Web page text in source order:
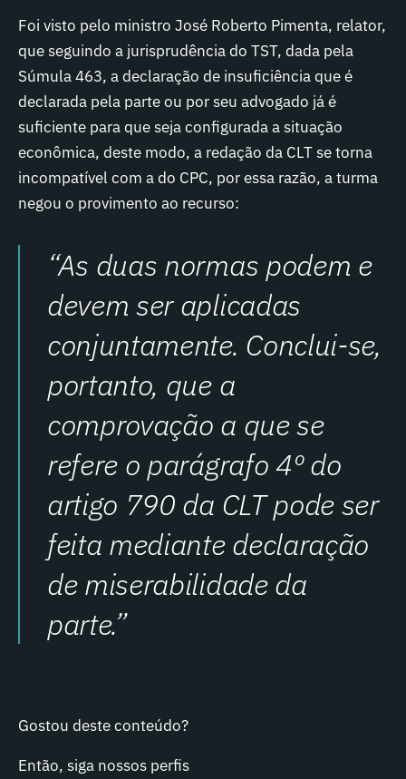
Foi visto pelo ministro José Roberto Pimenta, relator,
que seguindo a jurisprudência do TST, dada pela
Súmula 463, a declaração de insuficiência que é
declarada pela parte ou por seu advogado já é
suficiente para que seja configurada a situação
econômica, deste modo, a redação da CLT se torna
incompatível com a do CPC, por essa razão, a turma
negou o provimento ao recurso:
“As duas normas podem e
devem ser aplicadas
conjuntamente. Conclui-se,
portanto, que a
comprovação a que se
refere o parágrafo 4º do
artigo 790 da CLT pode ser
feita mediante declaração
de miserabilidade da
parte.”
Gostou deste conteúdo?
Então, siga nossos perfis